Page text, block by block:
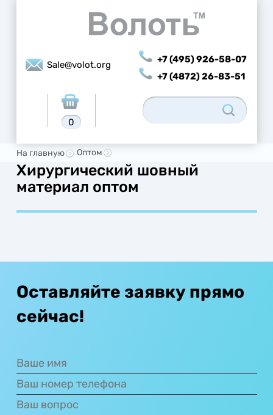
Sale@volot.org
+7 (495) 926-58-07
+7 (4872) 26-83-51
0
На главную Оптом
Хирургический шовный
материал оптом
Оставляйте заявку прямо
сейчас!